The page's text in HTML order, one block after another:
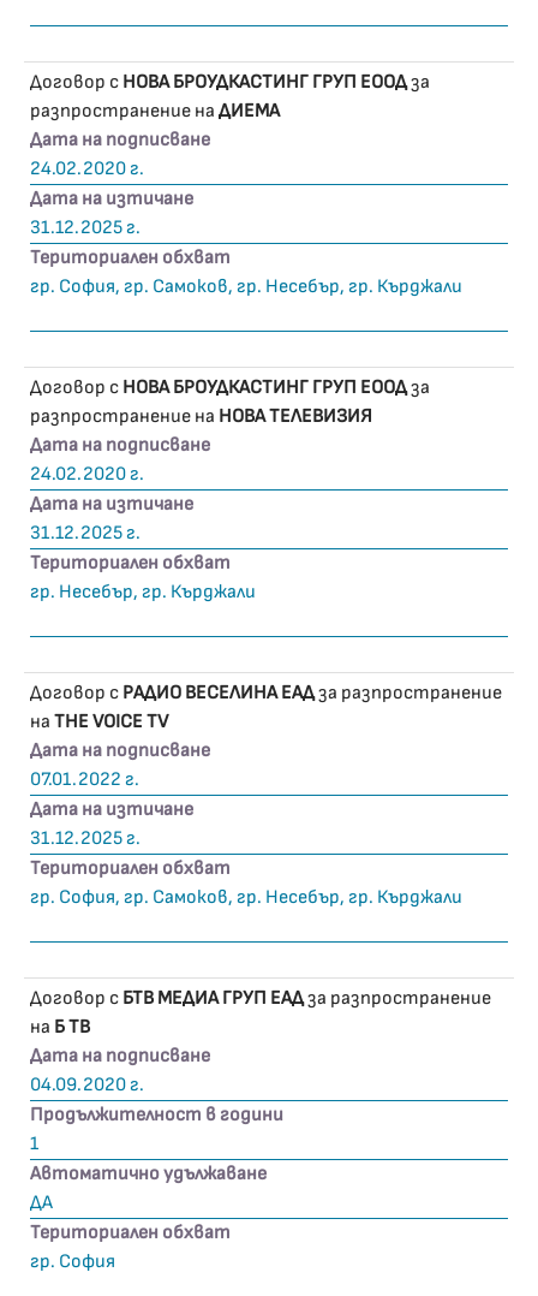
Договор с НОВА БРОУДКАСТИНГ ГРУП ЕООДза
разпространение на ДИЕМА
Дата на подписване
24.02.2020 г.
Дата на изтичане
31.12.2025 г.
Териториален обхват
гр. София, гр. Самоков, гр. Несебър, гр. Кърджали
Договор с НОВА БРОУДКАСТИНГ ГРУП ЕООДза
разпространение на НОВА ТЕЛЕВИЗИЯ
Дата на подписване
24.02.2020 г.
Дата на изтичане
31.12.2025 г.
Териториален обхват
гр. Несебър, гр. Кърджали
Договор с РАДИО ВЕСЕЛИНА ЕАДза разпространение
на THE VOICE TV
Дата на подписване
07.01.2022 г.
Дата на изтичане
31.12.2025 г.
Териториален обхват
гр. София, гр. Самоков, гр. Несебър, гр. Кърджали
Договор с БТВ МЕДИА ГРУП ЕАДза разпространение
на Б ТВ
Дата на подписване
04.09.2020 г.
Продължителност в години
1
Автоматично удължаване
ДА
Териториален обхват
гр. София